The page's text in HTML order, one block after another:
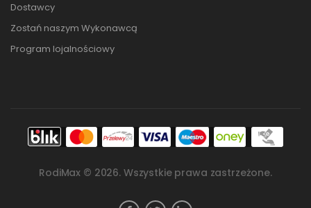
Dostawcy
Zostań naszym Wykonawcą
Program lojalnościowy
RodiMax © 2026. Wszystkie prawa zastrzeżone.